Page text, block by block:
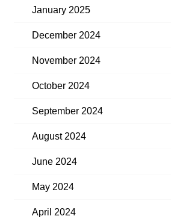
January 2025
December 2024
November 2024
October 2024
September 2024
August 2024
June 2024
May 2024
April 2024